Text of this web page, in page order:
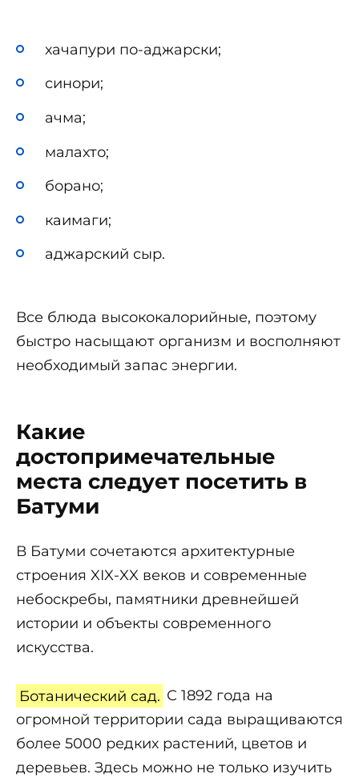
хачапури по-аджарски;
синори;
ачма;
малахто;
борано;
каимаги;
аджарский сыр.
Все блюда высококалорийные, поэтому
быстро насыщают организм и восполняют
необходимый запас энергии.
Какие
достопримечательные
места следует посетить в
Батуми
В Батуми сочетаются архитектурные
строения XIX-XX веков и современные
небоскребы, памятники древнейшей
истории и объекты современного
искусства.
Ботанический сад. С 1892 года на
огромной территории сада выращиваются
более 5000 редких растений, цветов и
деревьев. Здесь можно не только изучить